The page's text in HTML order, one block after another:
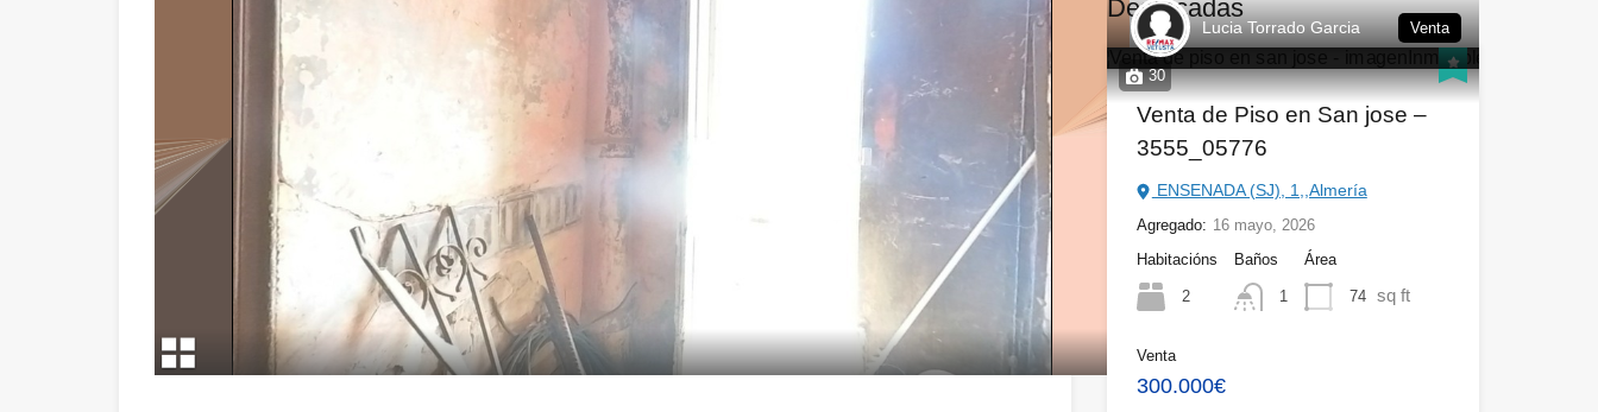
Destacadas
30
Lucia Torrado Garcia Venta
Venta de Piso en San jose –
3555_05776
ENSENADA (SJ), 1,,Almería
Agregado: 16 mayo, 2026
Habitacións
2
Baños
1
Área
74 sq ft
Venta
300.000€